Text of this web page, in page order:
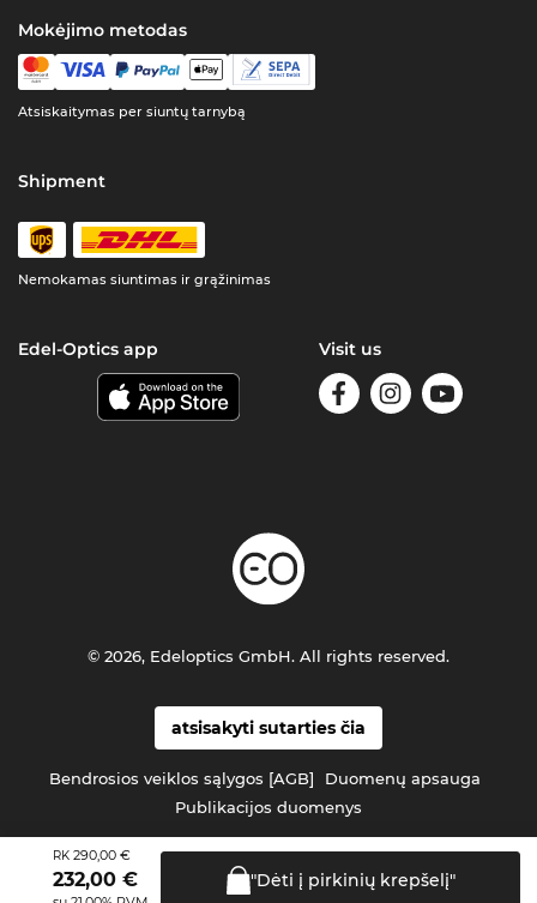
RK 290,00 €
232,00 € "Dėti į pirkiniųkrepšelį"
Mokėjimo metodas
Atsiskaitymas per siuntų tarnybą
Shipment
Nemokamas siuntimas ir grąžinimas
Edel-Optics app Visit us
atsisakyti sutarties čia
Bendrosios veiklos sąlygos [AGB]
Duomenų apsauga
Publikacijos duomenys
© 2026, Edeloptics GmbH. All rights reserved.